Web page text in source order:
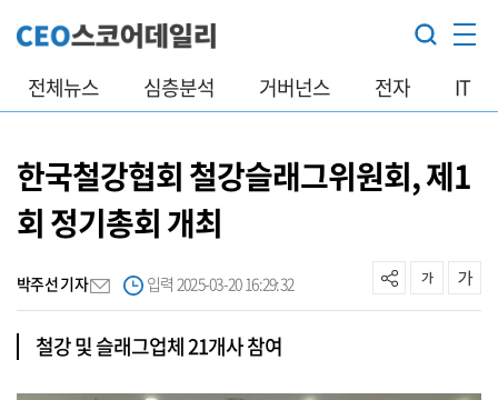
전체뉴스 심층분석 거버넌스 전자 IT
한국철강협회 철강슬래그위원회, 제1
회 정기총회 개최
박주선 기자 입력 2025-03-20 16:29:32
철강 및 슬래그업체 21개사 참여